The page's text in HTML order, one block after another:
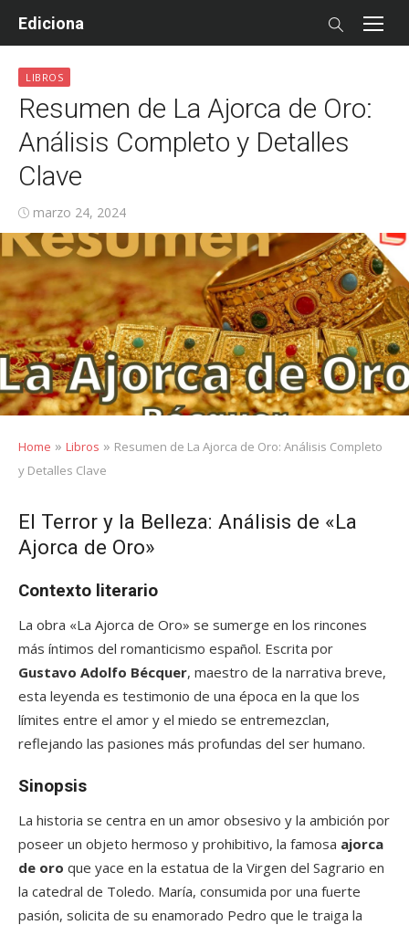
Ediciona
LIBROS
Resumen de La Ajorca de Oro:
Análisis Completo y Detalles
Clave
Posted
on
marzo 24, 2024
Home » Libros » Resumen de La Ajorca de Oro: Análisis Completo
y Detalles Clave
El Terror y la Belleza: Análisis de «La
Ajorca de Oro»
Contexto literario
La obra «La Ajorca de Oro» se sumerge en los rincones
más íntimos del romanticismo español. Escrita por
Gustavo Adolfo Bécquer, maestro de la narrativa breve,
esta leyenda es testimonio de una época en la que los
límites entre el amor y el miedo se entremezclan,
reflejando las pasiones más profundas del ser humano.
Sinopsis
La historia se centra en un amor obsesivo y la ambición por
poseer un objeto hermoso y prohibitivo, la famosa ajorca
de oro que yace en la estatua de la Virgen del Sagrario en
la catedral de Toledo. María, consumida por una fuerte
pasión, solicita de su enamorado Pedro que le traiga la